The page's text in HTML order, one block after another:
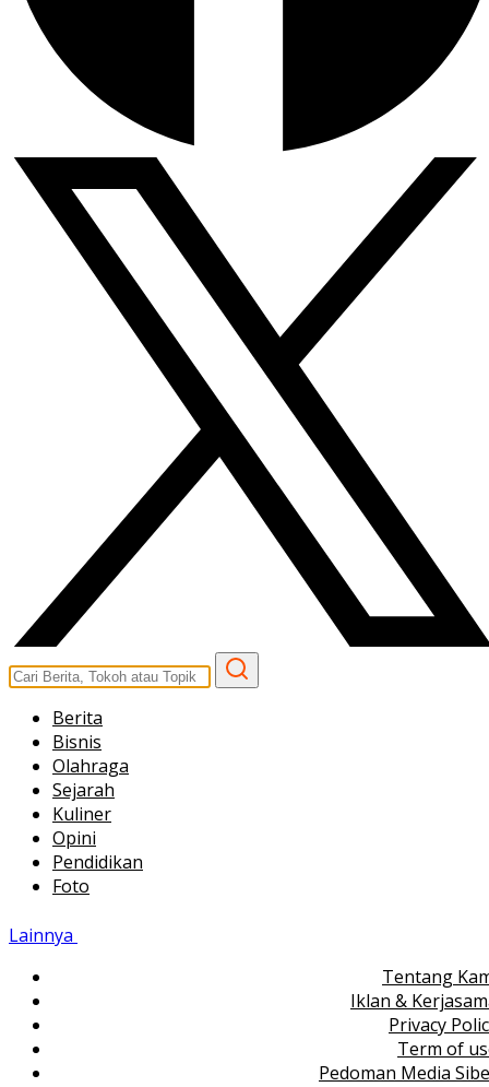
Berita
Bisnis
Olahraga
Sejarah
Kuliner
Opini
Pendidikan
Foto
Lainnya
Tentang
Iklan &
Privacy
Term of
Pedoman Media